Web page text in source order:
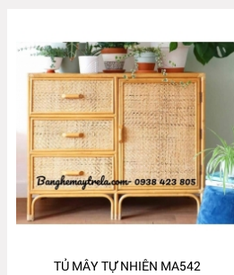
TỦ MÂY TỰ NHIÊN MA542